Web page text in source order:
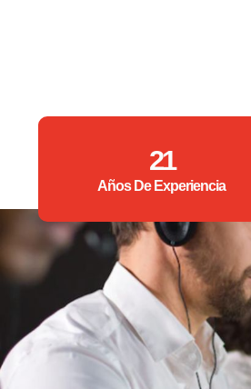
21
Años De Experiencia